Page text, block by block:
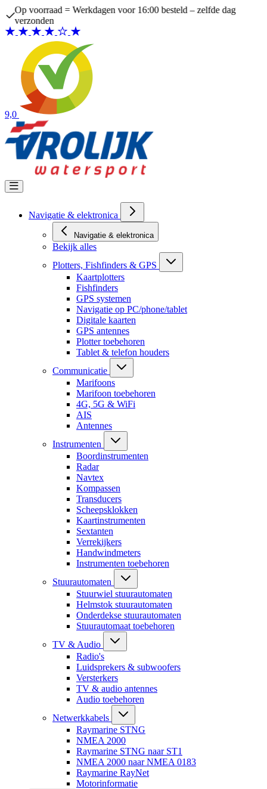
Ga naar de inhoud
Op voorraad = Werkdagen voor 16:00 besteld – zelfde dag
verzonden
9,0
Navigatie & elektronica
Navigatie & elektronica
Bekijk alles
Plotters, Fishfinders & GPS
Kaartplotters
Fishfinders
GPS systemen
Navigatie op PC/phone/tablet
Digitale kaarten
GPS antennes
Plotter toebehoren
Tablet & telefon houders
Communicatie
Marifoons
Marifoon toebehoren
4G, 5G & WiFi
AIS
Antennes
Instrumenten
Boordinstrumenten
Radar
Navtex
Kompassen
Transducers
Scheepsklokken
Kaartinstrumenten
Sextanten
Verrekijkers
Handwindmeters
Instrumenten toebehoren
Stuurautomaten
Stuurwiel stuurautomaten
Helmstok stuurautomaten
Onderdekse stuurautomaten
Stuurautomaat toebehoren
TV & Audio
Radio's
Luidsprekers & subwoofers
Versterkers
TV & audio antennes
Audio toebehoren
Netwerkkabels
Raymarine STNG
NMEA 2000
Raymarine STNG naar ST1
NMEA 2000 naar NMEA 0183
Raymarine RayNet
Motorinformatie